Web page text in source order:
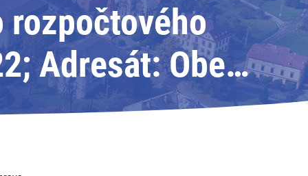
rozpočtového
Adresát: Obec